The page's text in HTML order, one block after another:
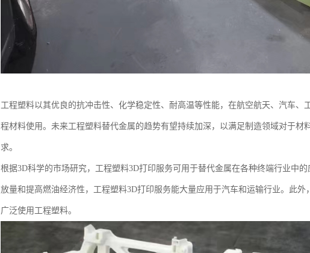
工程塑料以其优良的抗冲击性、化学稳定性、耐高温等性能，在航空航天、汽车、
程材料使用。未来工程塑料替代金属的趋势有望持续加深，以满足制造领域对于材
求。
根据3D科学的市场研究，工程塑料3D打印服务可用于替代金属在各种终端行业中
放量和提高燃油经济性，工程塑料3D打印服务能大量应用于汽车和运输行业。此
广泛使用工程塑料。